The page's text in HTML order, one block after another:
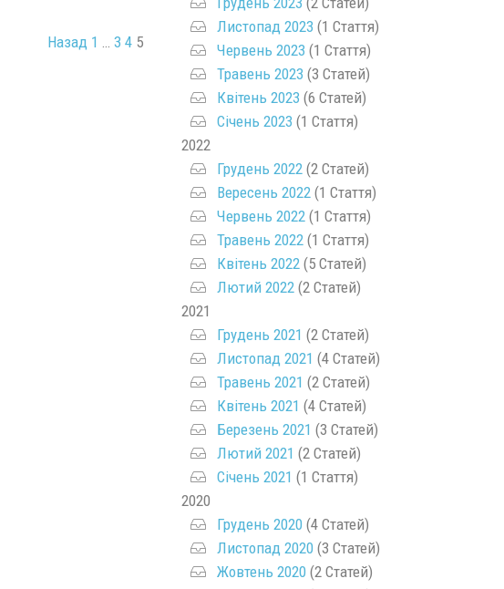
Назад 1 3 4 5
Листопад 2023 (1 Стаття)
Червень 2023 (1 Стаття)
Травень 2023 (3 Статей)
Квітень 2023 (6 Статей)
Січень 2023 (1 Стаття)
2022
Грудень 2022(2 Статей)
Вересень 2022(1 Стаття)
Червень 2022(1 Стаття)
Травень 2022(1 Стаття)
Квітень 2022(5 Статей)
Лютий 2022(2 Статей)
2021
Грудень 2021 (2 Статей)
Листопад 2021 (4 Статей)
Травень 2021 (2 Статей)
Квітень 2021 (4 Статей)
Березень 2021 (3 Статей)
Лютий 2021 (2 Статей)
Січень 2021 (1 Стаття)
2020
Грудень 2020(4 Статей)
Листопад 2020(3 Статей)
Жовтень 2020(2 Статей)